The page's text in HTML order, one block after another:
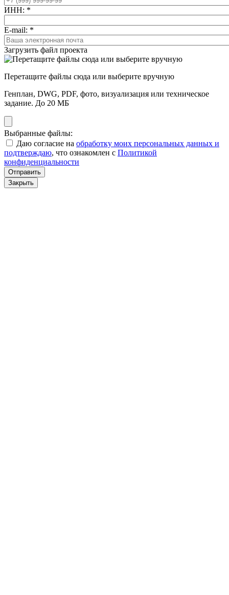
ИНН: *
E-mail: *
Загрузить файл проекта
Перетащите файлы сюда или выберите вручную
Генплан, DWG, PDF, фото, визуализация или техническое
задание. До 20 МБ
Выбранные файлы:
Даю согласие на обработку моих персональных данных и
подтверждаю, что ознакомлен с Политикой
конфиденциальности
Отправить
Закрыть